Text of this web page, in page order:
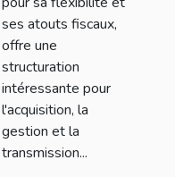
ses atouts fiscaux,
offre une
structuration
intéressante pour
l'acquisition, la
gestion et la
transmission...